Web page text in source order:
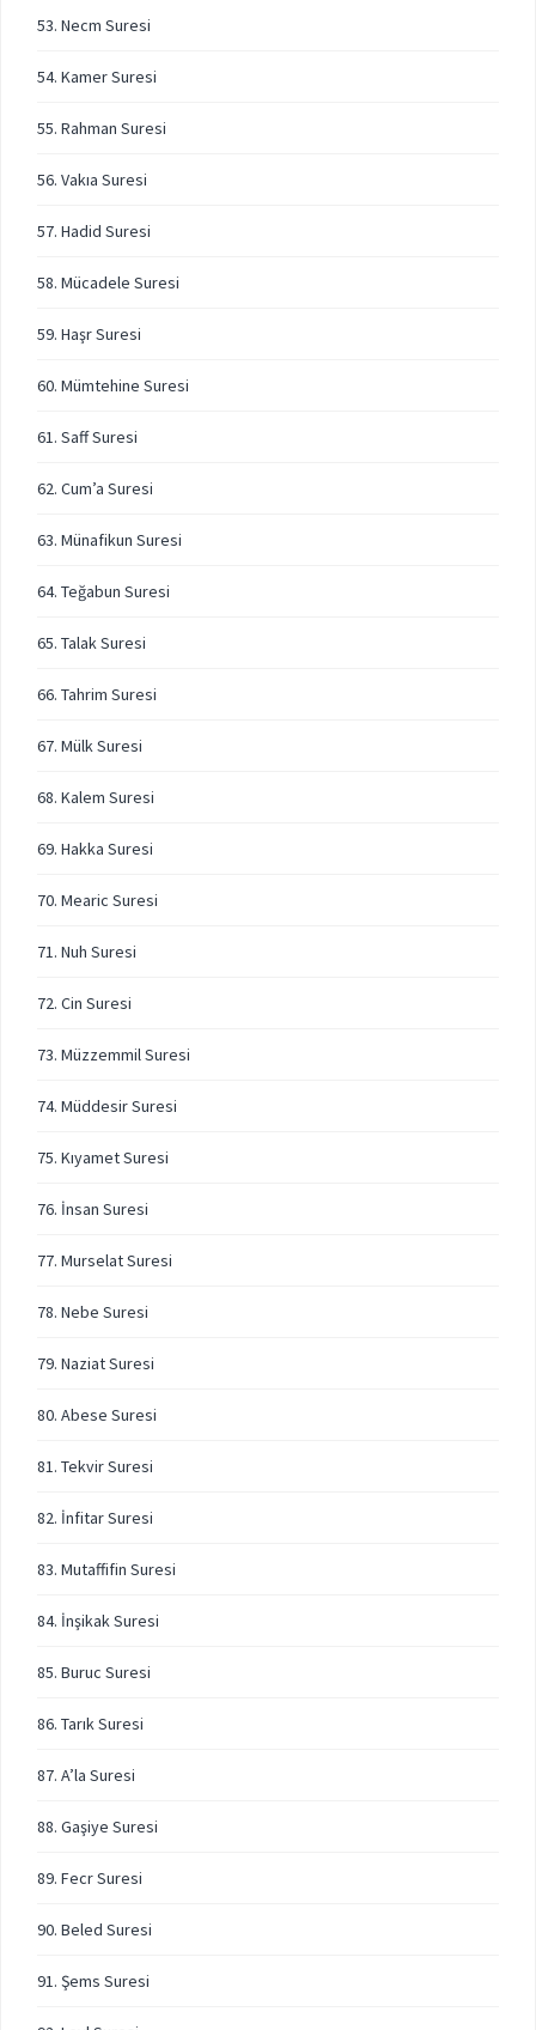
53. Necm Suresi
54. Kamer Suresi
55. Rahman Suresi
56. Vakıa Suresi
57. Hadid Suresi
58. Mücadele Suresi
59. Haşr Suresi
60. Mümtehine Suresi
61. Saff Suresi
62. Cum’a Suresi
63. Münafikun Suresi
64. Teğabun Suresi
65. Talak Suresi
66. Tahrim Suresi
67. Mülk Suresi
68. Kalem Suresi
69. Hakka Suresi
70. Mearic Suresi
71. Nuh Suresi
72. Cin Suresi
73. Müzzemmil Suresi
74. Müddesir Suresi
75. Kıyamet Suresi
76. İnsan Suresi
77. Murselat Suresi
78. Nebe Suresi
79. Naziat Suresi
80. Abese Suresi
81. Tekvir Suresi
82. İnfitar Suresi
83. Mutaffifin Suresi
84. İnşikak Suresi
85. Buruc Suresi
86. Tarık Suresi
87. A’la Suresi
88. Gaşiye Suresi
89. Fecr Suresi
90. Beled Suresi
91. Şems Suresi